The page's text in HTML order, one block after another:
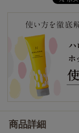
●定期便について
解約のご連絡がない限
については
商品詳細